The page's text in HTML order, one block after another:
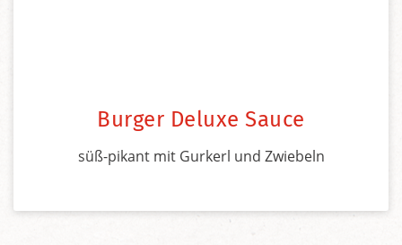
Burger Deluxe Sauce
süß-pikant mit Gurkerl und Zwiebeln